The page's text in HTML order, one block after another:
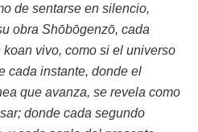
de sentarse en silencio,
obra Shōbōgenzō, cada
vivo, como si el universo
cada instante, donde el
que avanza, se revela como
donde cada segundo